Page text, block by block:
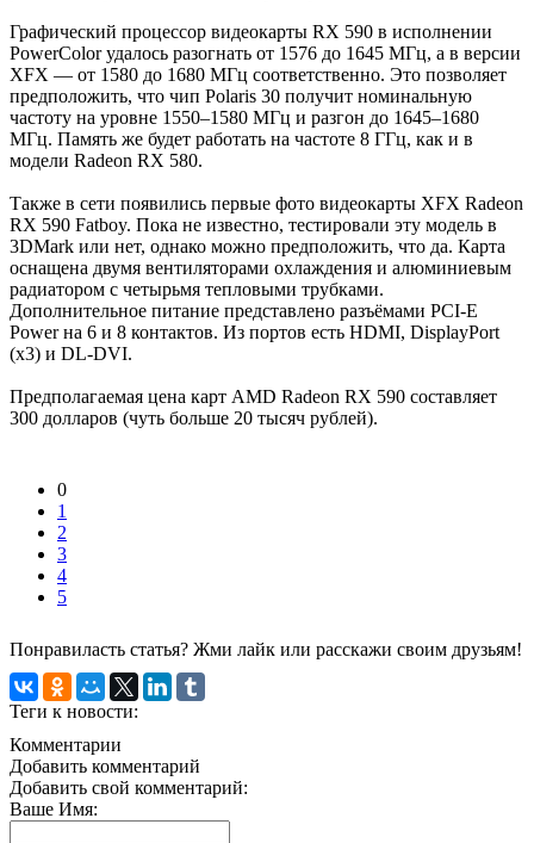
Графический процессор видеокарты RX 590 в исполнении
PowerColor удалось разогнать от 1576 до 1645 МГц, а в версии
XFX — от 1580 до 1680 МГц соответственно. Это позволяет
предположить, что чип Polaris 30 получит номинальную
частоту на уровне 1550–1580 МГц и разгон до 1645–1680
МГц. Память же будет работать на частоте 8 ГГц, как и в
модели Radeon RX 580.
Также в сети появились первые фото видеокарты XFX Radeon
RX 590 Fatboy. Пока не известно, тестировали эту модель в
3DMark или нет, однако можно предположить, что да. Карта
оснащена двумя вентиляторами охлаждения и алюминиевым
радиатором с четырьмя тепловыми трубками.
Дополнительное питание представлено разъёмами PCI-E
Power на 6 и 8 контактов. Из портов есть HDMI, DisplayPort
(x3) и DL-DVI.
Предполагаемая цена карт AMD Radeon RX 590 составляет
300 долларов (чуть больше 20 тысяч рублей).
0
1
2
3
4
5
Понравиласть статья? Жми лайк или расскажи своим друзьям!
Теги к новости:
Комментарии
Добавить комментарий
Добавить свой комментарий:
Ваше Имя: